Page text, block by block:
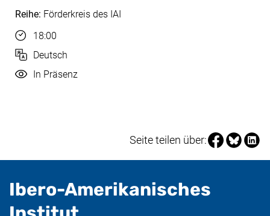
Reihe: Förderkreis des IAI
Uhrzeit
18:00
Sprache
Deutsch
Durchführung
In Präsenz
Seite teilen über:Seite über
Seite
Ibero-Amerikanisches